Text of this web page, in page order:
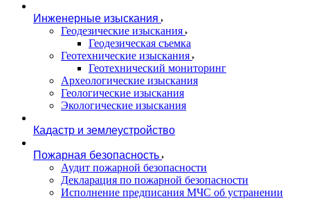
Инженерные изыскания
Геодезические изыскания
Геодезическая съемка
Геотехнические изыскания
Геотехнический мониторинг
Археологические изыскания
Геологические изыскания
Экологические изыскания
Кадастр и землеустройство
Пожарная безопасность
Аудит пожарной безопасности
Декларация по пожарной безопасности
Исполнение предписания МЧС об устранении